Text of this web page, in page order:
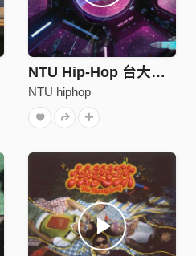
NTU Hip-Hop 台大嘻研 - 戶樞不蠹
NTU hiphop